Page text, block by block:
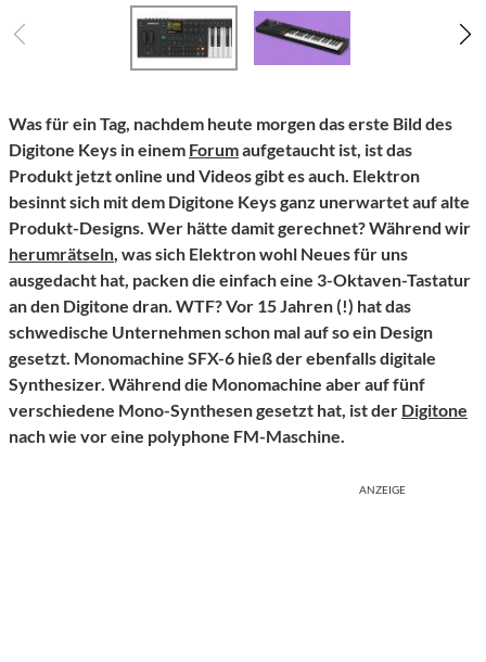
Was für ein Tag, nachdem heute morgen das erste Bild des
Digitone Keys in einem Forumaufgetaucht ist, ist das
Produkt jetzt online und Videos gibt es auch. Elektron
besinnt sich mit dem Digitone Keys ganz unerwartet auf alte
Produkt-Designs. Wer hätte damit gerechnet? Während wir
herumrätseln, was sich Elektron wohl Neues für uns
ausgedacht hat, packen die einfach eine 3-Oktaven-Tastatur
an den Digitone dran. WTF? Vor 15 Jahren (!) hat das
schwedische Unternehmen schon mal auf so ein Design
gesetzt. Monomachine SFX-6 hieß der ebenfalls digitale
Synthesizer. Während die Monomachine aber auf fünf
verschiedene Mono-Synthesen gesetzt hat, ist der Digitone
nach wie vor eine polyphone FM-Maschine.
ANZEIGE